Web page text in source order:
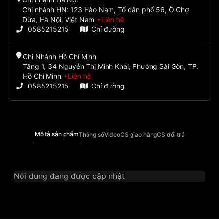
Chi nhánh HN: 123 Hào Nam, Tổ dân phố 56, Ô Chợ
Dừa, Hà Nội, Việt Nam
Liên hệ
0585215215
Chỉ đường
Chi Nhánh Hồ Chí Minh
Tầng 1, 34 Nguyễn Thị Minh Khai, Phường Sài Gòn, TP.
Hồ Chí Minh
Liên hệ
0585215215
Chỉ đường
Mô tả sản phẩmThông sốVideoCS giao hàngCS đổi trả
Nội dung đang được cập nhật